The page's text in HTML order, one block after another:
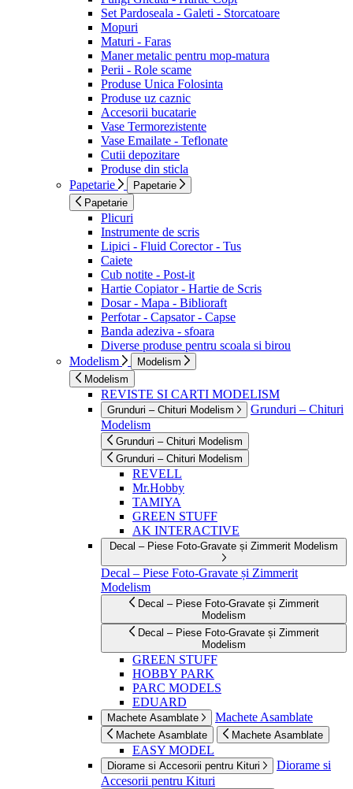
Set Pardoseala - Galeti - Storcatoare
Mopuri
Maturi - Faras
Maner metalic pentru mop-matura
Perii - Role scame
Produse Unica Folosinta
Produse uz caznic
Accesorii bucatarie
Vase Termorezistente
Vase Emailate - Teflonate
Cutii depozitare
Produse din sticla
Papetarie
Papetarie
Papetarie
Plicuri
Instrumente de scris
Lipici - Fluid Corector - Tus
Caiete
Cub notite - Post-it
Hartie Copiator - Hartie de Scris
Dosar - Mapa - Biblioraft
Perfotar - Capsator - Capse
Banda adeziva - sfoara
Diverse produse pentru scoala si birou
Modelism
Modelism
Modelism
REVISTE SI CARTI MODELISM
Grunduri – Chituri Modelism
Grunduri – Chituri
Modelism
Grunduri – Chituri Modelism
Grunduri – Chituri Modelism
REVELL
Mr.Hobby
TAMIYA
GREEN STUFF
AK INTERACTIVE
Decal – Piese Foto-Gravate și Zimmerit Modelism
Decal – Piese Foto-Gravate și Zimmerit
Modelism
Decal – Piese Foto-Gravate și Zimmerit
Modelism
Decal – Piese Foto-Gravate și Zimmerit
Modelism
GREEN STUFF
HOBBY PARK
PARC MODELS
EDUARD
Machete Asamblate Machete Asamblate
Machete Asamblate Machete Asamblate
EASY MODEL
Diorame si Accesorii pentru Kituri
Diorame si
Accesorii pentru Kituri